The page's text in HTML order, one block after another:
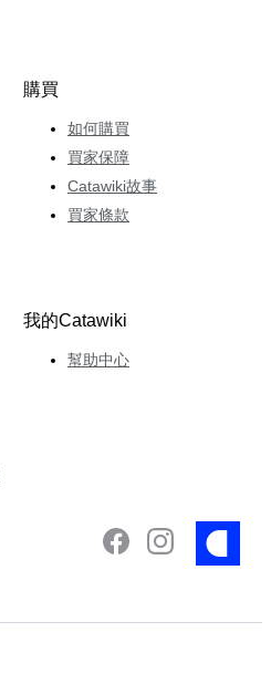
購買
如何購買
買家保障
Catawiki故事
買家條款
我的Catawiki
幫助中心